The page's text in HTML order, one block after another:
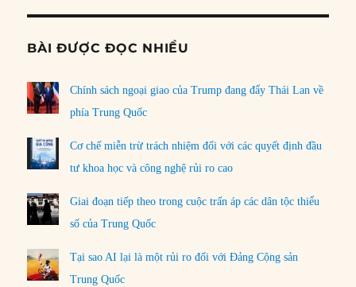
BÀI ĐƯỢC ĐỌC NHIỀU
Chính sách ngoại giao của Trump đang đẩy Thái Lan về
phía Trung Quốc
Cơ chế miễn trừ trách nhiệm đối với các quyết định đầu
tư khoa học và công nghệ rủi ro cao
Giai đoạn tiếp theo trong cuộc trấn áp các dân tộc thiểu
số của Trung Quốc
Tại sao AI lại là một rủi ro đối với Đảng Cộng sản
Trung Quốc